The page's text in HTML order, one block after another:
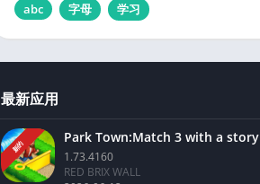
abc 字母 学习
最新应用
新的
Park Town:Match 3 with a story
1.73.4160
RED BRIX WALL